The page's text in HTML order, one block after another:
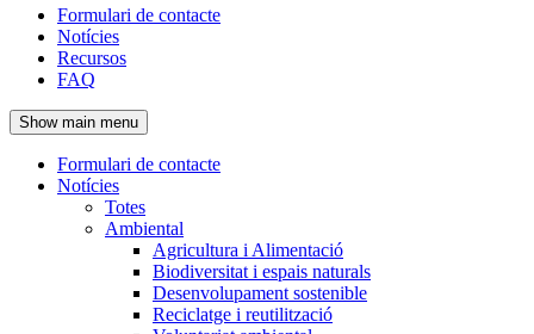
Navegació
principal
de
l'encapçalament
Formulari de contacte
Notícies
Recursos
FAQ
Show main menu
Navegació
principal
Formulari de contacte
Notícies
Totes
Ambiental
Agricultura i Alimentació
Biodiversitat i espais naturals
Desenvolupament sostenible
Reciclatge i reutilització